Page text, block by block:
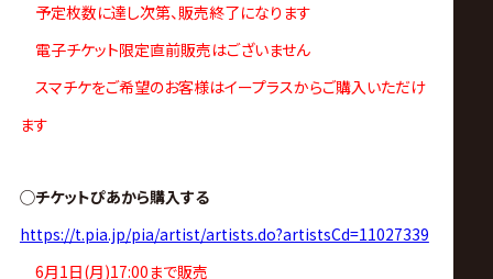
ン
グ・
ノ
ア
予定枚数に達し次第、販売終了になります
電子チケット限定直前販売はございません
スマチケをご希望のお客様はイープラスからご購入いただけ
ます
◯チケットぴあから購入する
https://t.pia.jp/pia/artist/artists.do?artistsCd=11027339
6月1日(月)17:00まで販売